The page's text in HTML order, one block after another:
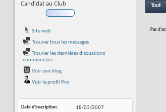
Candidat au Club
Site web
Trouver tous les messages
Trouver les dernières discussions
commencées
Voir son blog
Voir le profil Pro
Date d'inscription
18/03/2007
Tout
Pas